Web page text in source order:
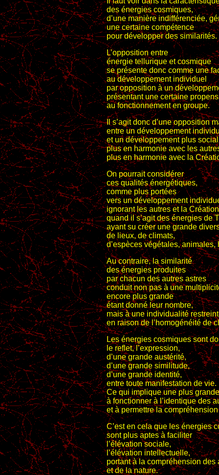
des énergies cosmiques,
d’une manière indifférenciée,
une certaine compétence
pour développer des similarités.
L’opposition entre
énergie tellurique et cosmique
se présente donc comme une
au développement individuel
par opposition à un
présentant une certaine
au fonctionnement en groupe.
Il s’agit donc d’une opposition
entre un développement
et un développement plus
plus en harmonie avec les
plus en harmonie avec la
On pourrait considérer
ces qualités énergétiques,
comme plus portées
vers un développement
ignorant les autres et la
quand il s’agit des énergies de
ayant su créer une grande
de lieux, de climats,
d’espèces végétales, animales,
Au contraire, la similarité
des énergies produites
par chacun des autres astres
conduit non pas à une
encore plus grande
étant donné leur nombre,
mais à une individualité
en raison de l’homogénéité de
Les énergies cosmiques sont
le reflet, l’expression,
d’une grande austérité,
d’une grande similitude,
d’une grande identité,
entre toute manifestation de vie.
Ce qui implique une plus
à fonctionner à l’identique des
et à permettre la
C’est en cela que les énergies
sont plus aptes à faciliter
l’élévation sociale,
l’élévation intellectuelle,
portant à la compréhension des
et de la nature.